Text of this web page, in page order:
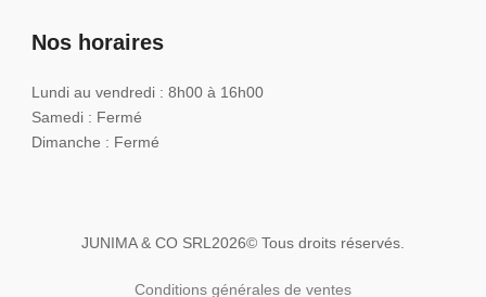
Nos horaires
Lundi au vendredi : 8h00 à 16h00
Samedi : Fermé
Dimanche : Fermé
JUNIMA & CO SRL 2026© Tous droits réservés.
Conditions générales de ventes